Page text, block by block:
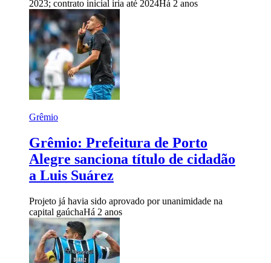
2023; contrato inicial iria até 2024Há 2 anos
Grêmio
Grêmio: Prefeitura de Porto
Alegre sanciona título de cidadão
a Luis Suárez
Projeto já havia sido aprovado por unanimidade na
capital gaúchaHá 2 anos